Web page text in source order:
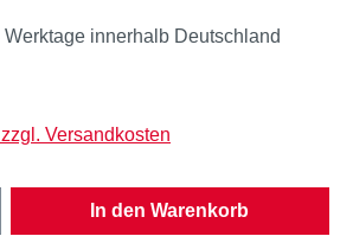
Werktage innerhalb Deutschland
Versandkosten
Gib den gewünschten
In den Warenkorb